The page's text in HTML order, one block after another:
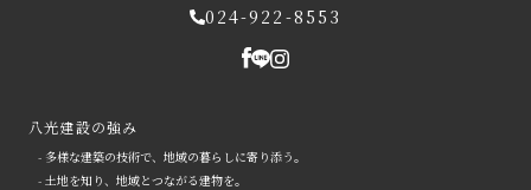
024-922-8553
八光建設の強み
- 多様な建築の技術で、地域の暮らしに寄り添う。
- 土地を知り、地域とつながる建物を。